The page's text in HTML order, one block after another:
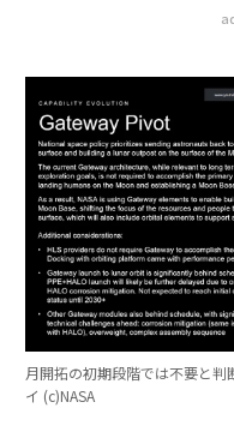
月開拓の初期段階では不要と
イ (c)NASA